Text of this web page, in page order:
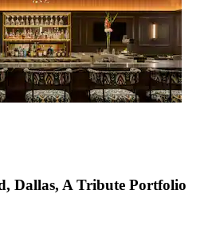
Dallas, A Tribute Portfolio